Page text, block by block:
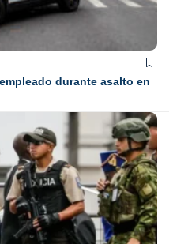
durante asalto en